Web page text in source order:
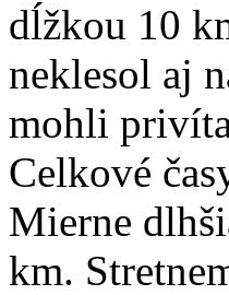
dĺžkou 10
neklesol aj
mohli
Celkové
Mierne
km.